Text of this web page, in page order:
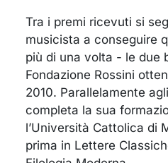
Tra i premi ricevuti si
musicista a conseguire
più di una volta - le due
Fondazione Rossini
2010. Parallelamente
completa la sua
l’Università Cattolica di
prima in Lettere